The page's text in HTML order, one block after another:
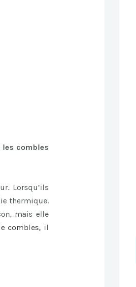
combles
Lorsqu’ils
thermique.
mais elle
combles, il